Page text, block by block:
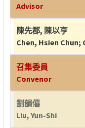
Advisor
陳先郡, 陳以亨
Chen, Hsien Chun;
召集委員
Convenor
劉韻僖
Liu, Yun-Shi